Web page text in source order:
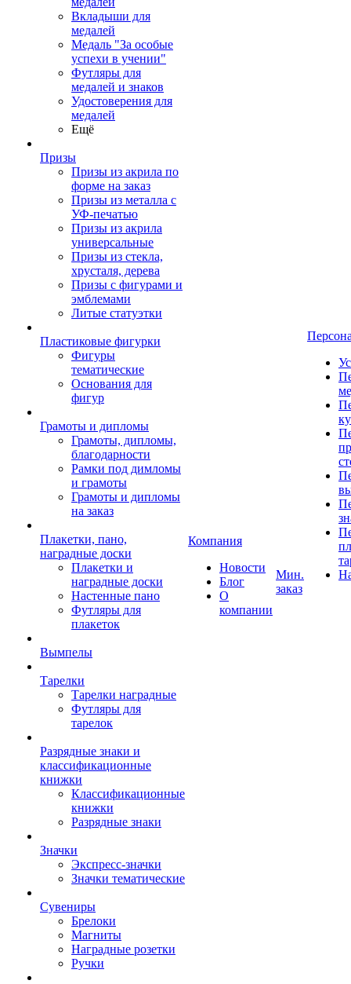
Вкладыши для
медалей
Медаль "За особые
успехи в учении"
Футляры для
медалей и знаков
Удостоверения для
медалей
Ещё
Призы
Призы из акрила по
форме на заказ
Призы из металла с
УФ-печатью
Призы из акрила
универсальные
Призы из стекла,
хрусталя, дерева
Призы с фигурами и
эмблемами
Литые статуэтки
Пластиковые фигурки
Фигуры
тематические
Основания для
фигур
Грамоты и дипломы
Грамоты, дипломы,
благодарности
Рамки под димломы
и грамоты
Грамоты и дипломы
на заказ
Плакетки, пано,
наградные доски
Плакетки и
наградные доски
Настенные пано
Футляры для
плакеток
Вымпелы
Тарелки
Тарелки наградные
Футляры для
тарелок
Разрядные знаки и
классификационные
книжки
Классификационные
книжки
Разрядные знаки
Значки
Экспресс-значки
Значки тематические
Сувениры
Брелоки
Магниты
Наградные розетки
Ручки
Компания
Новости
Блог
О
компании
Мин.
заказ